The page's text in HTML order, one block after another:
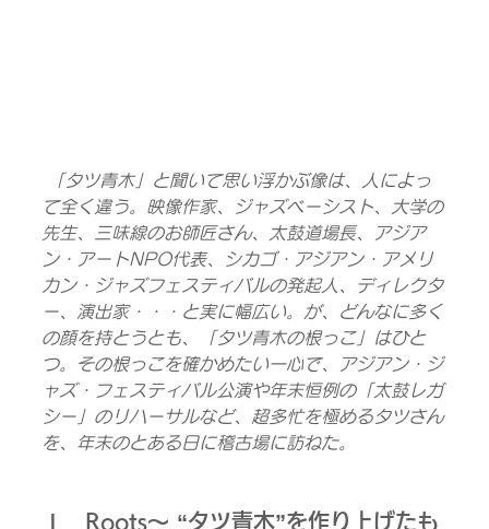
「タツ青木」と聞いて思い浮かぶ像は、人によっ
て全く違う。映像作家、ジャズベーシスト、大学の
先生、三味線のお師匠さん、太鼓道場長、アジア
ン・アートNPO代表、シカゴ・アジアン・アメリ
カン・ジャズフェスティバルの発起人、ディレクタ
ー、演出家・・・と実に幅広い。が、どんなに多く
の顔を持とうとも、「タツ青木の根っこ」はひと
つ。その根っこを確かめたい一心で、アジアン・ジ
ャズ・フェスティバル公演や年末恒例の「太鼓レガ
シー」のリハーサルなど、超多忙を極めるタツさん
を、年末のとある日に稽古場に訪ねた。
Ⅰ．Roots～ “タツ青木”を作り上げたも